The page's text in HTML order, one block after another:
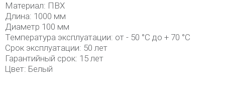
Материал: ПВХ
Длина: 1000 мм
Диаметр 100 мм
Температура эксплуатации: от - 50 °C до + 70 °C
Срок эксплуатации: 50 лет
Гарантийный срок: 15 лет
Цвет: Белый